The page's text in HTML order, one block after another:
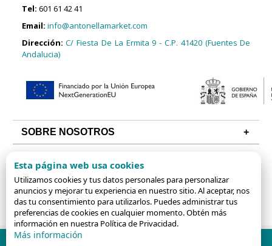
Tel: 601 61 42 41
Email: info@antonellamarket.com
Dirección:C/ Fiesta De La Ermita 9 - C.P. 41420 (Fuentes De
Andalucia)
SOBRE NOSOTROS
ALGUNAS CATEGORÍAS
Esta página web usa cookies
Utilizamos cookies y tus datos personales para personalizar
anuncios y mejorar tu experiencia en nuestro sitio. Al aceptar, nos
das tu consentimiento para utilizarlos. Puedes administrar tus
preferencias de cookies en cualquier momento. Obtén más
información en nuestra Política de Privacidad.
Más información